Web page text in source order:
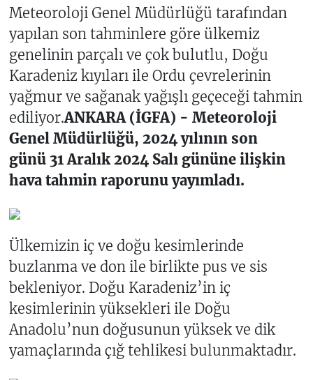
Meteoroloji Genel Müdürlüğü tarafından
yapılan son tahminlere göre ülkemiz
genelinin parçalı ve çok bulutlu, Doğu
Karadeniz kıyıları ile Ordu çevrelerinin
yağmur ve sağanak yağışlı geçeceği tahmin
ediliyor.ANKARA (İGFA) - Meteoroloji
Genel Müdürlüğü, 2024 yılının son
günü 31 Aralık 2024 Salı gününe ilişkin
hava tahmin raporunu yayımladı.
Ülkemizin iç ve doğu kesimlerinde
buzlanma ve don ile birlikte pus ve sis
bekleniyor. Doğu Karadeniz’in iç
kesimlerinin yüksekleri ile Doğu
Anadolu’nun doğusunun yüksek ve dik
yamaçlarında çığ tehlikesi bulunmaktadır.